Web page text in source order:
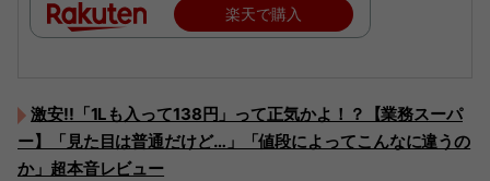
楽天で購入
激安!!「1Lも入って138円」って正気かよ！？【業務スーパ
ー】「見た目は普通だけど…」「値段によってこんなに違うの
か」超本音レビュー